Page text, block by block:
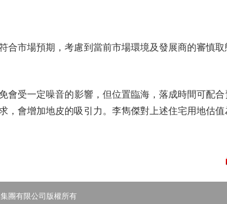
市場預期，考慮到當前市場環境及發展商的審慎取
受一定噪音的影響，但位置臨海，落成時間可配合
會增加地皮的吸引力。李雋傑對上述住宅用地估
團有限公司版權所有